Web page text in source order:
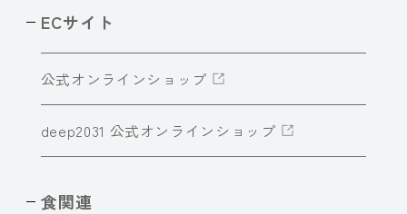
ECサイト
公式オンラインショップ
deep2031 公式オンラインショップ
食関連